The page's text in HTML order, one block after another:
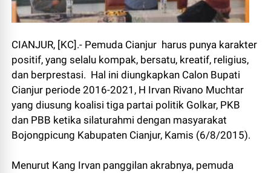
CIANJUR, [KC].- Pemuda Cianjur harus punya karakter
positif, yang selalu kompak, bersatu, kreatif, religius,
dan berprestasi. Hal ini diungkapkan Calon Bupati
Cianjur periode 2016-2021, H Irvan Rivano Muchtar
yang diusung koalisi tiga partai politik Golkar, PKB
dan PBB ketika silaturahmi dengan masyarakat
Bojongpicung Kabupaten Cianjur, Kamis (6/8/2015).
Menurut Kang Irvan panggilan akrabnya, pemuda